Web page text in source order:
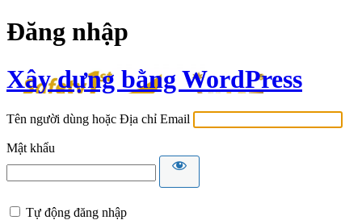
Đăng nhập
Xây dựng bằng WordPress
Tên người dùng hoặc Địa chỉ Email
Mật khẩu
Tự động đăng nhập